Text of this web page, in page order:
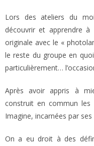
Lors des ateliers du
découvrir et apprendre
originale avec le «
le reste du groupe en
particulièrement…
Après avoir appris à
construit en commun les
Imagine, incarnées par ses
On a eu droit à des